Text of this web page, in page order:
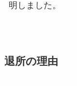
明しました。
退所の理由